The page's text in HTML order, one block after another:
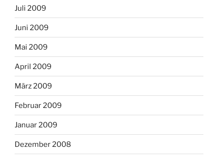
Juli 2009
Juni 2009
Mai 2009
April 2009
März 2009
Februar 2009
Januar 2009
Dezember 2008